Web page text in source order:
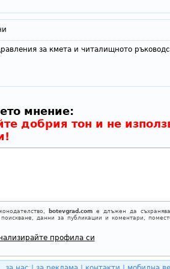
за кмета и читалищното
мнение:
добрия тон и не
botevgrad.comе длъжен да
данни за публикации и коментари,
профила си